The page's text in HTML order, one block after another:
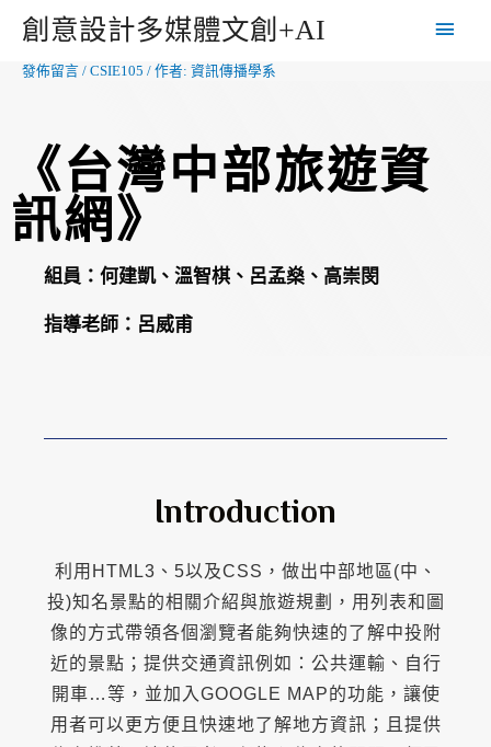
創意設計多媒體文創+AI
發佈留言 / CSIE105 / 作者: 資訊傳播學系
《台灣中部旅遊資
訊網》
組員： 何建凱、溫智棋、呂孟燊、高崇閔
指導老師： 呂威甫
Introduction
利用HTML3、5以及CSS，做出中部地區(中、
投)知名景點的相關介紹與旅遊規劃，用列表和圖
像的方式帶領各個瀏覽者能夠快速的了解中投附
近的景點；提供交通資訊例如：公共運輸、自行
開車…等，並加入GOOGLE MAP的功能，讓使
用者可以更方便且快速地了解地方資訊；且提供